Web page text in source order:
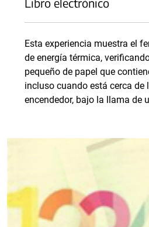
Esta experiencia muestra el
de energía térmica,
pequeño de papel que
incluso cuando está cerca de
encendedor, bajo la llama de